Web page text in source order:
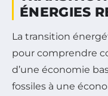
ÉNERGIES
La transition
pour comprendre
d’une économie
fossiles à une